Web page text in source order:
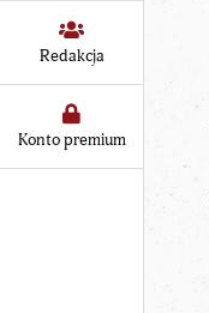
Redakcja
Konto premium